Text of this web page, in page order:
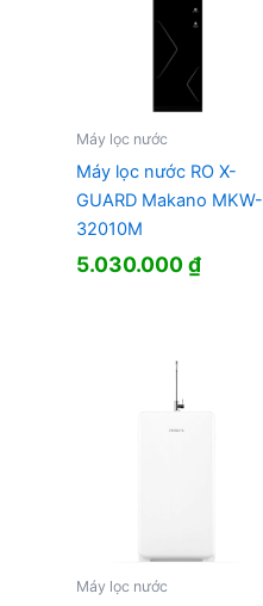
Máy lọc nước
Máy lọc nước RO X-
GUARD Makano MKW-
32010M
5.030.000₫
Máy lọc nước